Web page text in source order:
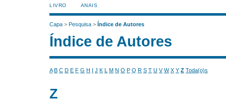
LIVRO
ANAIS
Capa > Pesquisa > Índice de Autores
Índice de Autores
A B C D E F G H I J K L M N O P Q R S T U V W X Y Z Toda(o)s
Z